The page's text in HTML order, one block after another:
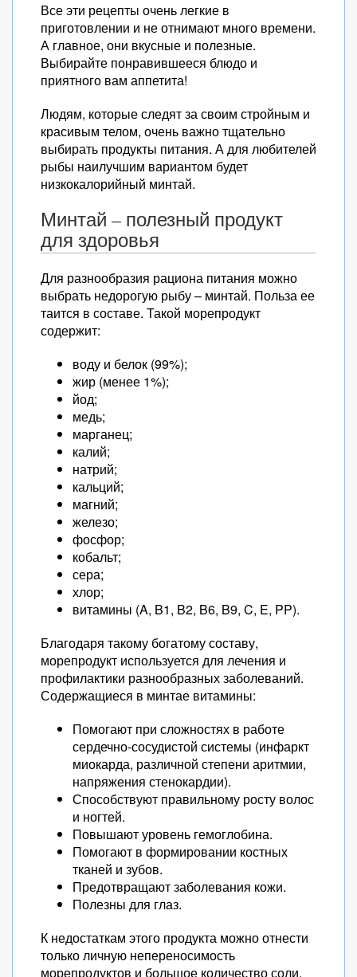
Все эти рецепты очень легкие в
приготовлении и не отнимают много времени.
А главное, они вкусные и полезные.
Выбирайте понравившееся блюдо и
приятного вам аппетита!
Людям, которые следят за своим стройным и
красивым телом, очень важно тщательно
выбирать продукты питания. А для любителей
рыбы наилучшим вариантом будет
низкокалорийный минтай.
Минтай – полезный продукт
для здоровья
Для разнообразия рациона питания можно
выбрать недорогую рыбу – минтай. Польза ее
таится в составе. Такой морепродукт
содержит:
воду и белок (99%);
жир (менее 1%);
йод;
медь;
марганец;
калий;
натрий;
кальций;
магний;
железо;
фосфор;
кобальт;
сера;
хлор;
витамины (A, B1, B2, B6, B9, C, E, PP).
Благодаря такому богатому составу,
морепродукт используется для лечения и
профилактики разнообразных заболеваний.
Содержащиеся в минтае витамины:
Помогают при сложностях в работе
сердечно-сосудистой системы (инфаркт
миокарда, различной степени аритмии,
напряжения стенокардии).
Способствуют правильному росту волос
и ногтей.
Повышают уровень гемоглобина.
Помогают в формировании костных
тканей и зубов.
Предотвращают заболевания кожи.
Полезны для глаз.
К недостаткам этого продукта можно отнести
только личную непереносимость
морепродуктов и большое количество соли.